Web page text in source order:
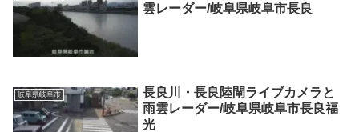
雲レーダー/岐阜県岐阜市長良
岐阜県岐阜市
長良川・長良陸閘ライブカメラと
雨雲レーダー/岐阜県岐阜市長良福
光